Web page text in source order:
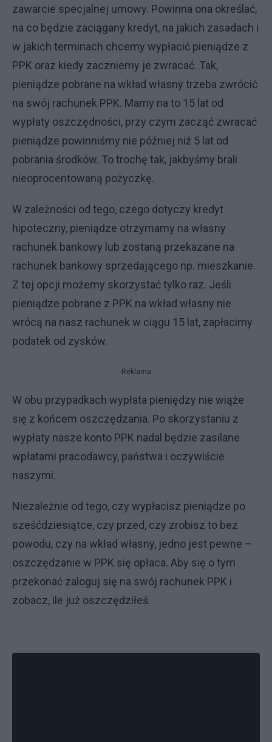
zawarcie specjalnej umowy. Powinna ona określać,
na co będzie zaciągany kredyt, na jakich zasadach i
w jakich terminach chcemy wypłacić pieniądze z
PPK oraz kiedy zaczniemy je zwracać. Tak,
pieniądze pobrane na wkład własny trzeba zwrócić
na swój rachunek PPK. Mamy na to 15 lat od
wypłaty oszczędności, przy czym zacząć zwracać
pieniądze powinniśmy nie później niż 5 lat od
pobrania środków. To trochę tak, jakbyśmy brali
nieoprocentowaną pożyczkę.
W zależności od tego, czego dotyczy kredyt
hipoteczny, pieniądze otrzymamy na własny
rachunek bankowy lub zostaną przekazane na
rachunek bankowy sprzedającego np. mieszkanie.
Z tej opcji możemy skorzystać tylko raz. Jeśli
pieniądze pobrane z PPK na wkład własny nie
wrócą na nasz rachunek w ciągu 15 lat, zapłacimy
podatek od zysków.
Reklama
W obu przypadkach wypłata pieniędzy nie wiąże
się z końcem oszczędzania. Po skorzystaniu z
wypłaty nasze konto PPK nadal będzie zasilane
wpłatami pracodawcy, państwa i oczywiście
naszymi.
Niezależnie od tego, czy wypłacisz pieniądze po
sześćdziesiątce, czy przed, czy zrobisz to bez
powodu, czy na wkład własny, jedno jest pewne –
oszczędzanie w PPK się opłaca. Aby się o tym
przekonać zaloguj się na swój rachunek PPK i
zobacz, ile już oszczędziłeś.